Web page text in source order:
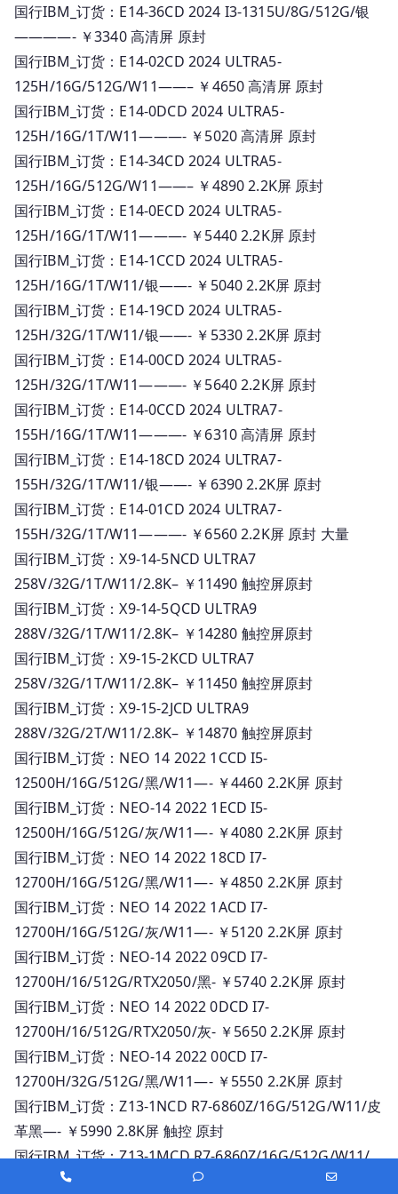
国行IBM_订货：E14-36CD 2024 I3-1315U/8G/512G/银
————- ￥3340 高清屏 原封
国行IBM_订货：E14-02CD 2024 ULTRA5-
125H/16G/512G/W11——– ￥4650 高清屏 原封
国行IBM_订货：E14-0DCD 2024 ULTRA5-
125H/16G/1T/W11———- ￥5020 高清屏 原封
国行IBM_订货：E14-34CD 2024 ULTRA5-
125H/16G/512G/W11——– ￥4890 2.2K屏 原封
国行IBM_订货：E14-0ECD 2024 ULTRA5-
125H/16G/1T/W11———- ￥5440 2.2K屏 原封
国行IBM_订货：E14-1CCD 2024 ULTRA5-
125H/16G/1T/W11/银——- ￥5040 2.2K屏 原封
国行IBM_订货：E14-19CD 2024 ULTRA5-
125H/32G/1T/W11/银——- ￥5330 2.2K屏 原封
国行IBM_订货：E14-00CD 2024 ULTRA5-
125H/32G/1T/W11———- ￥5640 2.2K屏 原封
国行IBM_订货：E14-0CCD 2024 ULTRA7-
155H/16G/1T/W11———- ￥6310 高清屏 原封
国行IBM_订货：E14-18CD 2024 ULTRA7-
155H/32G/1T/W11/银——- ￥6390 2.2K屏 原封
国行IBM_订货：E14-01CD 2024 ULTRA7-
155H/32G/1T/W11———- ￥6560 2.2K屏 原封 大量
国行IBM_订货：X9-14-5NCD ULTRA7
258V/32G/1T/W11/2.8K– ￥11490 触控屏原封
国行IBM_订货：X9-14-5QCD ULTRA9
288V/32G/1T/W11/2.8K– ￥14280 触控屏原封
国行IBM_订货：X9-15-2KCD ULTRA7
258V/32G/1T/W11/2.8K– ￥11450 触控屏原封
国行IBM_订货：X9-15-2JCD ULTRA9
288V/32G/2T/W11/2.8K– ￥14870 触控屏原封
国行IBM_订货：NEO 14 2022 1CCD I5-
12500H/16G/512G/黑/W11—- ￥4460 2.2K屏 原封
国行IBM_订货：NEO-14 2022 1ECD I5-
12500H/16G/512G/灰/W11—- ￥4080 2.2K屏 原封
国行IBM_订货：NEO 14 2022 18CD I7-
12700H/16G/512G/黑/W11—- ￥4850 2.2K屏 原封
国行IBM_订货：NEO 14 2022 1ACD I7-
12700H/16G/512G/灰/W11—- ￥5120 2.2K屏 原封
国行IBM_订货：NEO-14 2022 09CD I7-
12700H/16/512G/RTX2050/黑- ￥5740 2.2K屏 原封
国行IBM_订货：NEO 14 2022 0DCD I7-
12700H/16/512G/RTX2050/灰- ￥5650 2.2K屏 原封
国行IBM_订货：NEO-14 2022 00CD I7-
12700H/32G/512G/黑/W11—- ￥5550 2.2K屏 原封
国行IBM_订货：Z13-1NCD R7-6860Z/16G/512G/W11/皮
革黑—- ￥5990 2.8K屏 触控 原封
国行IBM_订货：Z13-1MCD R7-6860Z/16G/512G/W11/
古铜黑—- ￥6140 2.8K屏 触控 原封